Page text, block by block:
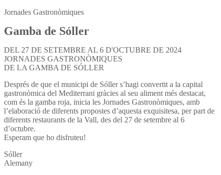
Jornades Gastronòmiques
Gamba de Sóller
DEL 27 DE SETEMBRE AL 6 D'OCTUBRE DE 2024
JORNADES GASTRONÒMIQUES
DE LA GAMBA DE SÓLLER
Després de que el municipi de Sóller s’hagi convertit a la capital
gastronòmica del Mediterrani gràcies al seu aliment més destacat,
com és la gamba roja, inicia les Jornades Gastronòmiques, amb
l’elaboració de diferents propostes d’aquesta exquisitesa, per part de
diferents restaurants de la Vall, des del 27 de setembre al 6
d’octubre.
Esperam que ho disfruteu!
Sóller
Alemany